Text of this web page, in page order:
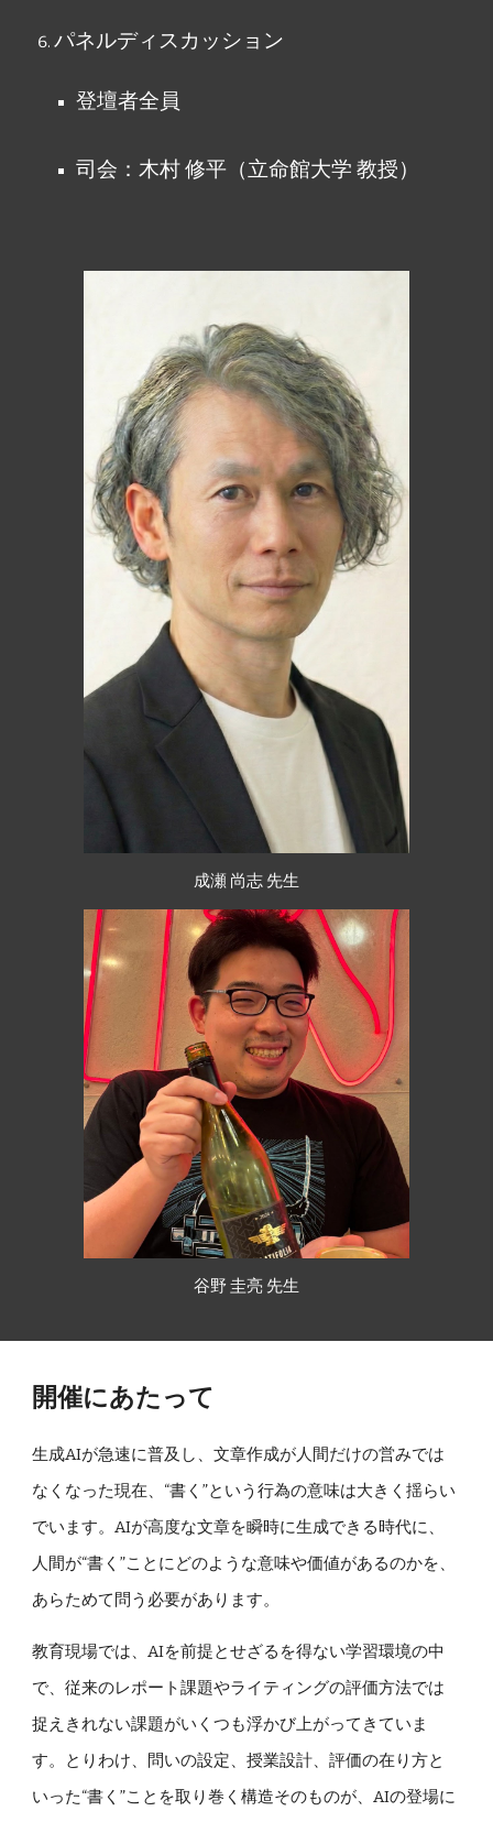
パネルディスカッション
登壇者全員
司会：木村 修平（立命館大学 教授）
成瀬 尚志 先生
谷野 圭亮 先生
開催にあたって
生成AIが急速に普及し、文章作成が人間だけの営みでは
なくなった現在、“書く”という行為の意味は大きく揺らい
でいます。AIが高度な文章を瞬時に生成できる時代に、
人間が“書く”ことにどのような意味や価値があるのかを、
あらためて問う必要があります。
教育現場では、AIを前提とせざるを得ない学習環境の中
で、従来のレポート課題やライティングの評価方法では
捉えきれない課題がいくつも浮かび上がってきていま
す。とりわけ、問いの設定、授業設計、評価の在り方と
いった“書く”ことを取り巻く構造そのものが、AIの登場に